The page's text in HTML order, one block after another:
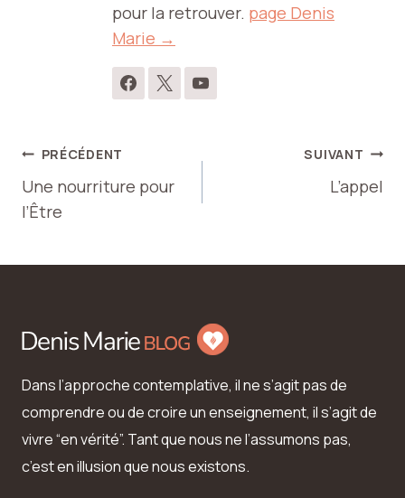
pour la retrouver. page Denis
Marie →
Navigation
de
PRÉCÉDENT
Une nourriture pour
l’Être
SUIVANT
L’appel
Dans l’approche contemplative, il ne s’agit pas de
comprendre ou de croire un enseignement, il s’agit de
vivre “en vérité”. Tant que nous ne l’assumons pas,
c’est en illusion que nous existons.